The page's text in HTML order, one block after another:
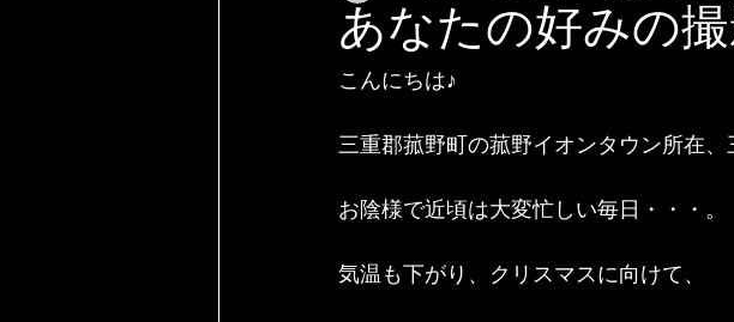
あなたの好みの
こんにちは♪
三重郡菰野町の菰野イオンタウン所在、
お陰様で近頃は大変忙しい毎日・・・。
気温も下がり、クリスマスに向けて、